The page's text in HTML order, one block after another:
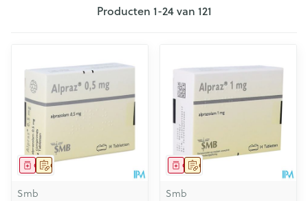
Producten 1-24van 121
Op voorschrift
Geneesmiddel
Smb
Op voorschrift
Geneesmiddel
Smb